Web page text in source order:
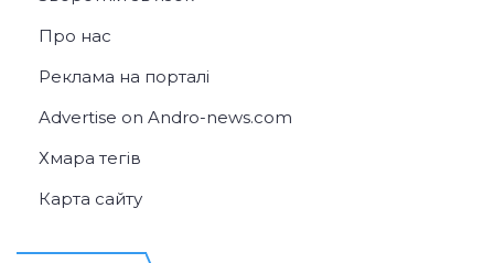
Про нас
Реклама на порталі
Advertise on Andro-news.com
Хмара тегів
Карта сайту